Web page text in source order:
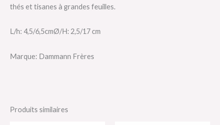
thés et tisanes à grandes feuilles.
L/h: 4,5/6,5cmØ/H: 2,5/17 cm
Marque: Dammann Frères
Produits similaires